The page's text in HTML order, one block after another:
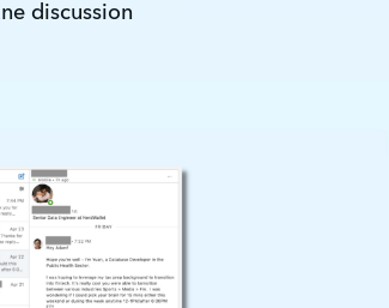
discussion